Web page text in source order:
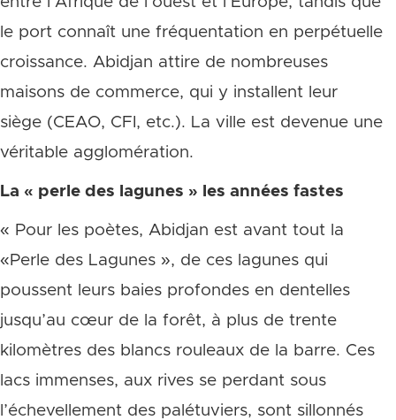
le port connaît une fréquentation en perpétuelle
croissance. Abidjan attire de nombreuses
maisons de commerce, qui y installent leur
siège (CEAO, CFI, etc.). La ville est devenue une
véritable agglomération.
La « perle des lagunes » les années fastes
« Pour les poètes, Abidjan est avant tout la
«Perle des Lagunes », de ces lagunes qui
poussent leurs baies profondes en dentelles
jusqu’au cœur de la forêt, à plus de trente
kilomètres des blancs rouleaux de la barre. Ces
lacs immenses, aux rives se perdant sous
l’échevellement des palétuviers, sont sillonnés